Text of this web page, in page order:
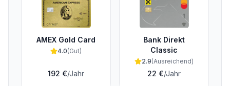
AMEX Gold Card
4.0(Gut)
192 €/Jahr
Bank Direkt
Classic
2.9(Ausreichend)
22 €/Jahr